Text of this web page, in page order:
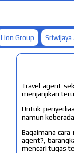
Lion Group Sriwijaya
Travel agent
menjanjikan
Untuk
namun
Bagaimana
agent?,
mencari tugas